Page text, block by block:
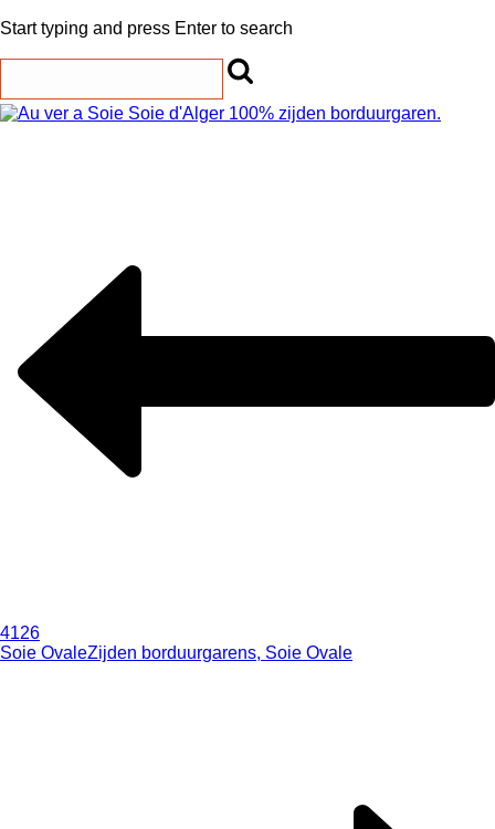
Start typing and press Enter to search
4126
Soie OvaleZijden borduurgarens, Soie Ovale